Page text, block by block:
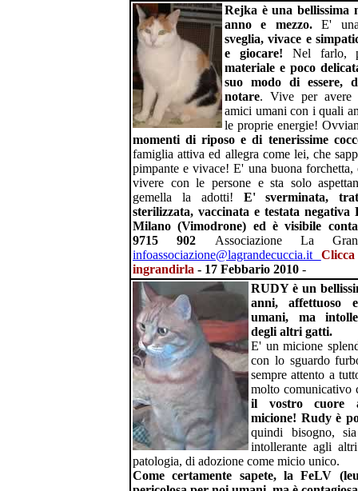
Rejka è una bellissima
anno e mezzo. E'
sveglia, vivace e
e giocare! Nel farlo,
materiale e poco
suo modo di essere,
notare. Vive per avere
amici umani con i quali
le proprie energie!
momenti di riposo e di tenerissime
famiglia attiva ed allegra come lei, che
pimpante e vivace! E' una buona forchetta,
vivere con le persone e sta solo
gemella la adotti! E' sverminata,
sterilizzata, vaccinata e testata
Milano (Vimodrone) ed è visibile
9715 902 Associazione La
infoassociazione@lagrandecuccia.it
ingrandirla - 17 Febbario 2010 -
RUDY è un
anni, affettuoso
umani, ma
degli altri gatti.
E' un micione
con lo sguardo
sempre attento a
molto comunicativo
il vostro cuore
micione! Rudy è
quindi bisogno,
intollerante agli
patologia, di adozione come micio unico.
Come certamente sapete, la FeLV